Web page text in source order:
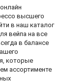
высшего
в наш каталог
вейпа на все
в балансе
которые
ассортименте